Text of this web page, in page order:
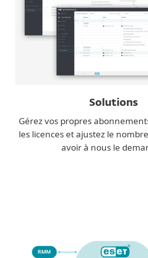
Solutions
Gérez vos propres
les licences et ajustez le
avoir à nous le